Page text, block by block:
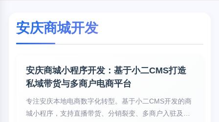
安庆商城开发
安庆商城小程序开发：基于小二CMS打造
私域带货与多商户电商平台
专注安庆本地电商数字化转型。基于小二CMS开发的商
城小程序，支持直播带货、分销裂变、多商户入驻及社